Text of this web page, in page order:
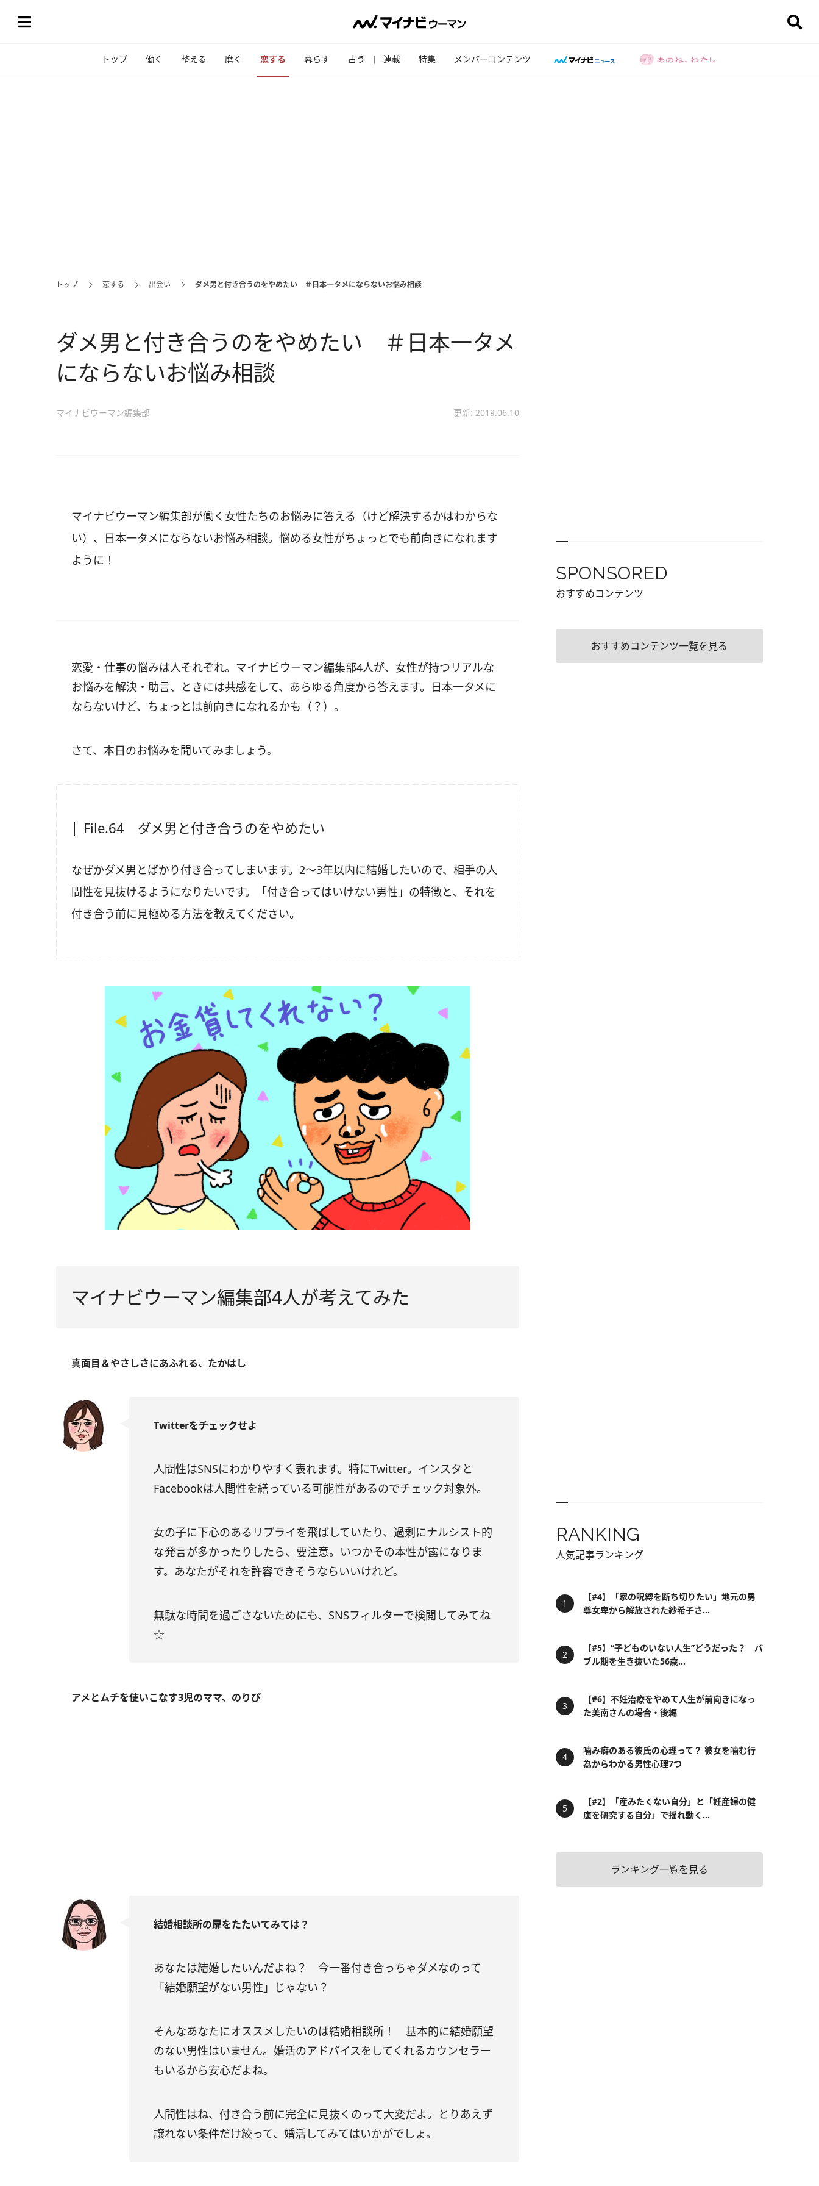
トップ 働く 整える 磨く 恋する 暮らす 占う 連載 特集 メンバーコンテンツ
トップ 恋する 出会い ダメ男と付き合うのをやめたい ＃日本一タメにならないお悩み相談
ダメ男と付き合うのをやめたい ＃日本一タメ
にならないお悩み相談
マイナビウーマン編集部 更新: 2019.06.10
マイナビウーマン編集部が働く女性たちのお悩みに答える（けど解決するかはわからな
い）、日本一タメにならないお悩み相談。悩める女性がちょっとでも前向きになれます
ように！
恋愛・仕事の悩みは人それぞれ。マイナビウーマン編集部4人が、女性が持つリアルな
お悩みを解決・助言、ときには共感をして、あらゆる角度から答えます。日本一タメに
ならないけど、ちょっとは前向きになれるかも（？）。
さて、本日のお悩みを聞いてみましょう。
File.64 ダメ男と付き合うのをやめたい
なぜかダメ男とばかり付き合ってしまいます。2～3年以内に結婚したいので、相手の人
間性を見抜けるようになりたいです。「付き合ってはいけない男性」の特徴と、それを
付き合う前に見極める方法を教えてください。
マイナビウーマン編集部4人が考えてみた
真面目＆やさしさにあふれる、たかはし
Twitterをチェックせよ
人間性はSNSにわかりやすく表れます。特にTwitter。インスタと
Facebookは人間性を繕っている可能性があるのでチェック対象外。
女の子に下心のあるリプライを飛ばしていたり、過剰にナルシスト的
な発言が多かったりしたら、要注意。いつかその本性が露になりま
す。あなたがそれを許容できそうならいいけれど。
無駄な時間を過ごさないためにも、SNSフィルターで検閲してみてね
☆
アメとムチを使いこなす3児のママ、のりぴ
結婚相談所の扉をたたいてみては？
あなたは結婚したいんだよね？ 今一番付き合っちゃダメなのって
「結婚願望がない男性」じゃない？
そんなあなたにオススメしたいのは結婚相談所！ 基本的に結婚願望
のない男性はいません。婚活のアドバイスをしてくれるカウンセラー
もいるから安心だよね。
人間性はね、付き合う前に完全に見抜くのって大変だよ。とりあえず
譲れない条件だけ絞って、婚活してみてはいかがでしょ。
SPONSORED
おすすめコンテンツ
おすすめコンテンツ一覧を見る
RANKING
人気記事ランキング
【#4】「家の呪縛を断ち切りたい」地元の男
尊女卑から解放された紗希子さ...
【#5】“子どものいない人生”どうだった？ バ
ブル期を生き抜いた56歳...
【#6】不妊治療をやめて人生が前向きになっ
た美南さんの場合・後編
噛み癖のある彼氏の心理って？ 彼女を噛む行
為からわかる男性心理7つ
【#2】「産みたくない自分」と「妊産婦の健
康を研究する自分」で揺れ動く...
ランキング一覧を見る